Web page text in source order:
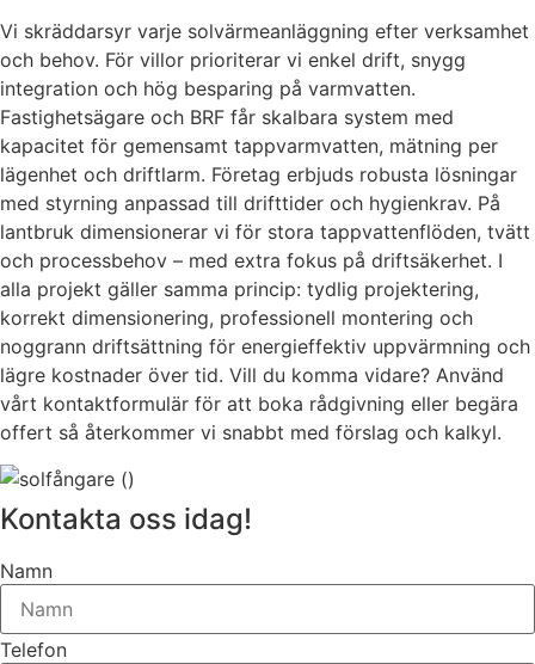
Vi skräddarsyr varje solvärmeanläggning efter verksamhet
och behov. För villor prioriterar vi enkel drift, snygg
integration och hög besparing på varmvatten.
Fastighetsägare och BRF får skalbara system med
kapacitet för gemensamt tappvarmvatten, mätning per
lägenhet och driftlarm. Företag erbjuds robusta lösningar
med styrning anpassad till drifttider och hygienkrav. På
lantbruk dimensionerar vi för stora tappvattenflöden, tvätt
och processbehov – med extra fokus på driftsäkerhet. I
alla projekt gäller samma princip: tydlig projektering,
korrekt dimensionering, professionell montering och
noggrann driftsättning för energieffektiv uppvärmning och
lägre kostnader över tid. Vill du komma vidare? Använd
vårt kontaktformulär för att boka rådgivning eller begära
offert så återkommer vi snabbt med förslag och kalkyl.
Kontakta oss idag!
Namn
Telefon